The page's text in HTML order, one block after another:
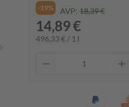
-19% AVP: 18,39 €
14,89 €
496,33 € / 1 l